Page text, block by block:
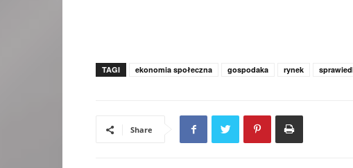
TAGI ekonomia społeczna gospodaka rynek
Share